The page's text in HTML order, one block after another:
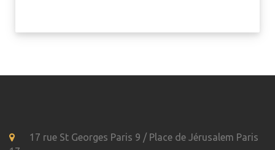
17 rue St Georges Paris 9 / Place de Jérusalem Paris